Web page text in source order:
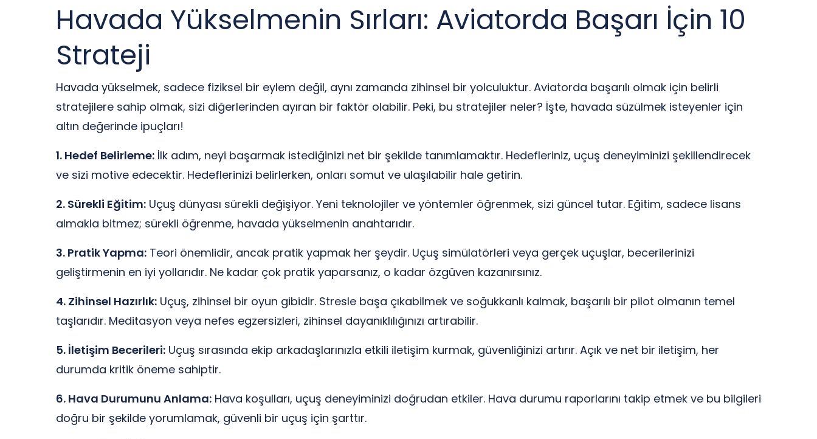
Havada Yükselmenin Sırları: Aviatorda Başarı İçin 10
Strateji
Havada yükselmek, sadece fiziksel bir eylem değil, aynı zamanda zihinsel bir yolculuktur. Aviatorda başarılı olmak için belirli
stratejilere sahip olmak, sizi diğerlerinden ayıran bir faktör olabilir. Peki, bu stratejiler neler? İşte, havada süzülmek isteyenler için
altın değerinde ipuçları!
1. Hedef Belirleme: İlk adım, neyi başarmak istediğinizi net bir şekilde tanımlamaktır. Hedefleriniz, uçuş deneyiminizi şekillendirecek
ve sizi motive edecektir. Hedeflerinizi belirlerken, onları somut ve ulaşılabilir hale getirin.
2. Sürekli Eğitim: Uçuş dünyası sürekli değişiyor. Yeni teknolojiler ve yöntemler öğrenmek, sizi güncel tutar. Eğitim, sadece lisans
almakla bitmez; sürekli öğrenme, havada yükselmenin anahtarıdır.
3. Pratik Yapma: Teori önemlidir, ancak pratik yapmak her şeydir. Uçuş simülatörleri veya gerçek uçuşlar, becerilerinizi
geliştirmenin en iyi yollarıdır. Ne kadar çok pratik yaparsanız, o kadar özgüven kazanırsınız.
4. Zihinsel Hazırlık: Uçuş, zihinsel bir oyun gibidir. Stresle başa çıkabilmek ve soğukkanlı kalmak, başarılı bir pilot olmanın temel
taşlarıdır. Meditasyon veya nefes egzersizleri, zihinsel dayanıklılığınızı artırabilir.
5. İletişim Becerileri: Uçuş sırasında ekip arkadaşlarınızla etkili iletişim kurmak, güvenliğinizi artırır. Açık ve net bir iletişim, her
durumda kritik öneme sahiptir.
6. Hava Durumunu Anlama: Hava koşulları, uçuş deneyiminizi doğrudan etkiler. Hava durumu raporlarını takip etmek ve bu bilgileri
doğru bir şekilde yorumlamak, güvenli bir uçuş için şarttır.